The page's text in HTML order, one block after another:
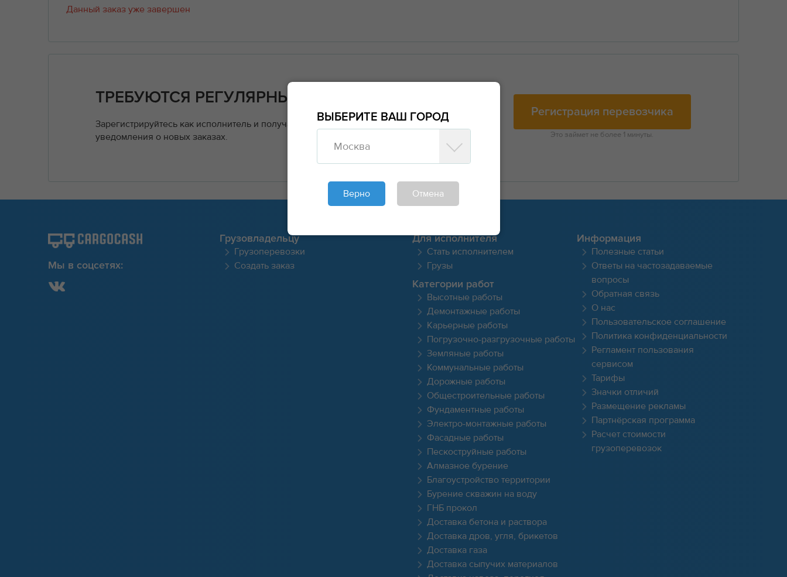
Данный заказ уже завершен
ТРЕБУЮТСЯ РЕГУЛЯРНЫЕ ЗАКАЗЫ?
Зарегистрируйтесь как исполнитель и получайте заявки напрямую от заказчиков и
уведомления о новых заказах.
Регистрация перевозчика
Это займет не более 1 минуты.
Мы в соцсетях:
Грузовладельцу
Грузоперевозки
Создать заказ
Для исполнителя
Стать исполнителем
Грузы
Категории работ
Высотные работы
Демонтажные работы
Карьерные работы
Погрузочно-разгрузочные работы
Земляные работы
Коммунальные работы
Дорожные работы
Общестроительные работы
Фундаментные работы
Электро-монтажные работы
Фасадные работы
Пескоструйные работы
Алмазное бурение
Благоустройство территории
Бурение скважин на воду
ГНБ прокол
Доставка бетона и раствора
Доставка дров, угля, брикетов
Доставка газа
Доставка сыпучих материалов
Информация
Полезные статьи
Ответы на частозадаваемые
вопросы
Обратная связь
О нас
Пользовательское соглашение
Политика конфиденциальности
Регламент пользования
сервисом
Тарифы
Значки отличий
Размещение рекламы
Партнёрская программа
Расчет стоимости
грузоперевозок
ВЫБЕРИТЕ ВАШ ГОРОД
Москва
Верно Отмена